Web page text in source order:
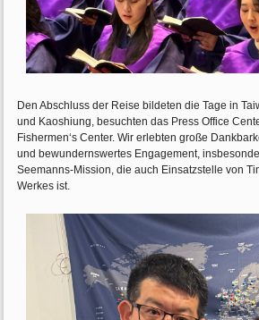
Den Abschluss der Reise bildeten die Tage in
und Kaoshiung, besuchten das Press Office
Fishermen‘s Center. Wir erlebten große
und bewundernswertes Engagement,
Seemanns-Mission, die auch Einsatzstelle von
Werkes ist.